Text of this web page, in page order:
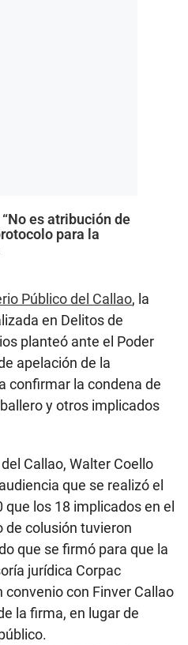
es atribución de
para la
Público del Callao, la
en Delitos de
planteó ante el Poder
apelación de la
confirmar la condena de
y otros implicados
Callao, Walter Coello
que se realizó el
los 18 implicados en el
de colusión tuvieron
que se firmó para que la
jurídica Corpac
con Finver Callao
la firma, en lugar de